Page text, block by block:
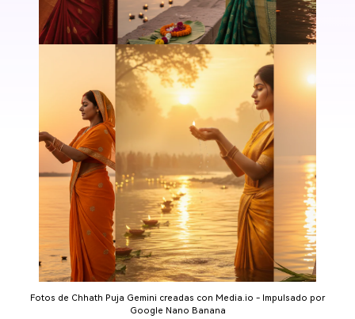
Fotos de Chhath Puja Gemini creadas con Media.io - Impulsado por
Google Nano Banana